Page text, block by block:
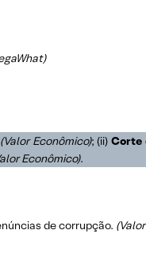
(Valor Econômico); (ii)Corte
Econômico).
de corrupção.